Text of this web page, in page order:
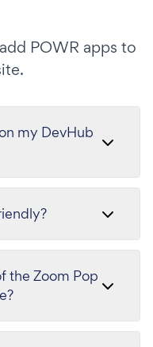
POWR apps to
my DevHub
the Zoom Pop